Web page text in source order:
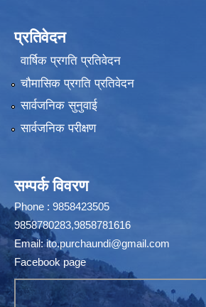
प्रतिवेदन
वार्षिक प्रगति प्रतिवेदन
चौमासिक प्रगति प्रतिवेदन
सार्वजनिक सुनुवाई
सार्वजनिक परीक्षण
सम्पर्क विवरण
Phone : 9858423505
9858780283,9858781616
Email:ito.purchaundi@gmail.com
Facebook page